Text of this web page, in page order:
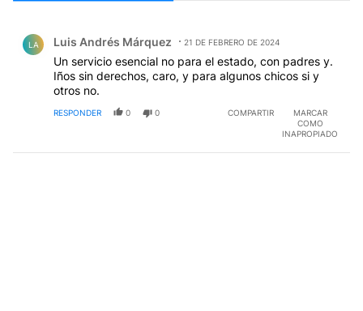
LA Luis Andrés Márquez 21 DE FEBRERO DE 2024
Un servicio esencial no para el estado, con padres y.
Iños sin derechos, caro, y para algunos chicos si y
otros no.
RESPONDER 0 0 COMPARTIR
MARCAR
COMO
INAPROPIADO